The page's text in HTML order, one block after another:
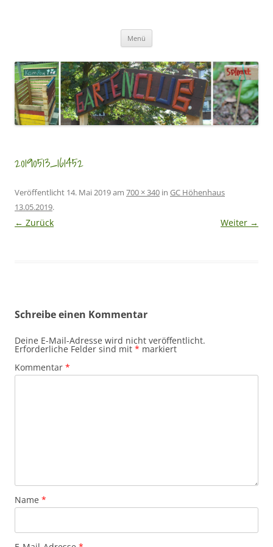
Menü
20190513_161452
Veröffentlicht 14. Mai 2019am 700 × 340 in GC Höhenhaus
13.05.2019.
← Zurück Weiter →
Schreibe einen Kommentar
Deine E-Mail-Adresse wird nicht veröffentlicht.
Erforderliche Felder sind mit * markiert
Kommentar *
Name *